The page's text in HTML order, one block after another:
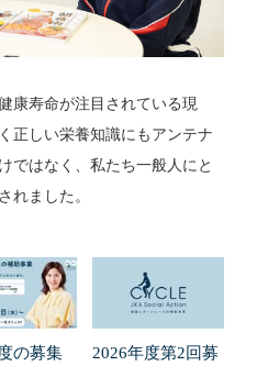
康寿命が注目されている現
正しい栄養知識にもアンテナ
ではなく、私たち一般人にと
れました。
の募集
2026年度第2回募